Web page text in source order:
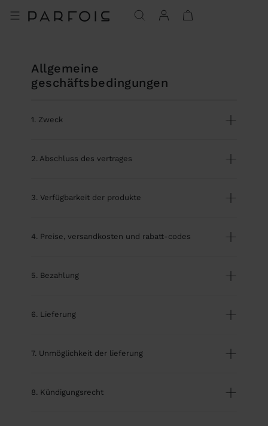
allgemeine
geschäftsbedingungen
1. Zweck
2. Abschluss des vertrages
3. Verfügbarkeit der produkte
4. Preise, versandkosten und rabatt-codes
5. Bezahlung
6. Lieferung
7. Unmöglichkeit der lieferung
8. Kündigungsrecht